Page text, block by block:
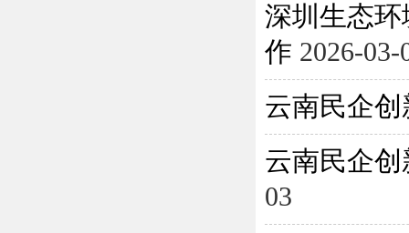
深圳生态
作 2026-03-
云南民企
云南民企
03